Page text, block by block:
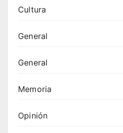
Cultura
General
General
Memoria
Opinión